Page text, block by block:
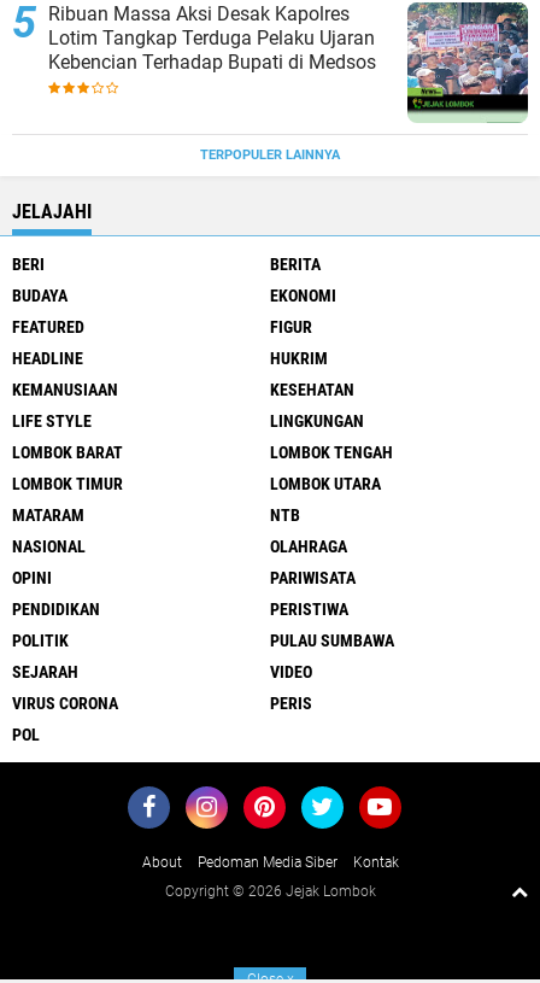
Ribuan Massa Aksi Desak Kapolres
Lotim Tangkap Terduga Pelaku Ujaran
Kebencian Terhadap Bupati di Medsos
TERPOPULER LAINNYA
JELAJAHI
BERI
BERITA
BUDAYA
EKONOMI
FEATURED
FIGUR
HEADLINE
HUKRIM
KEMANUSIAAN
KESEHATAN
LIFE STYLE
LINGKUNGAN
LOMBOK BARAT
LOMBOK TENGAH
LOMBOK TIMUR
LOMBOK UTARA
MATARAM
NTB
NASIONAL
OLAHRAGA
OPINI
PARIWISATA
PENDIDIKAN
PERISTIWA
POLITIK
PULAU SUMBAWA
SEJARAH
VIDEO
VIRUS CORONA
PERIS
POL
About Pedoman Media Siber
Kontak
Copyright © 2026 Jejak Lombok
Closex